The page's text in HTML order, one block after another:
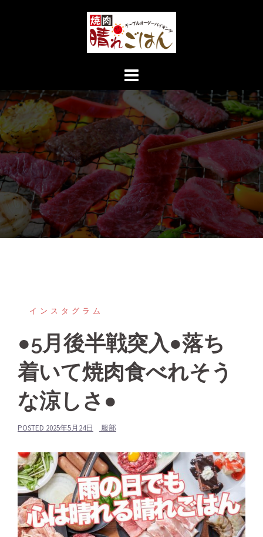
ス
キ
ッ
プ
インスタグラム
●5月後半戦突入●落ち
着いて焼肉食べれそう
な涼しさ●
POSTED 2025年5月24日 服部